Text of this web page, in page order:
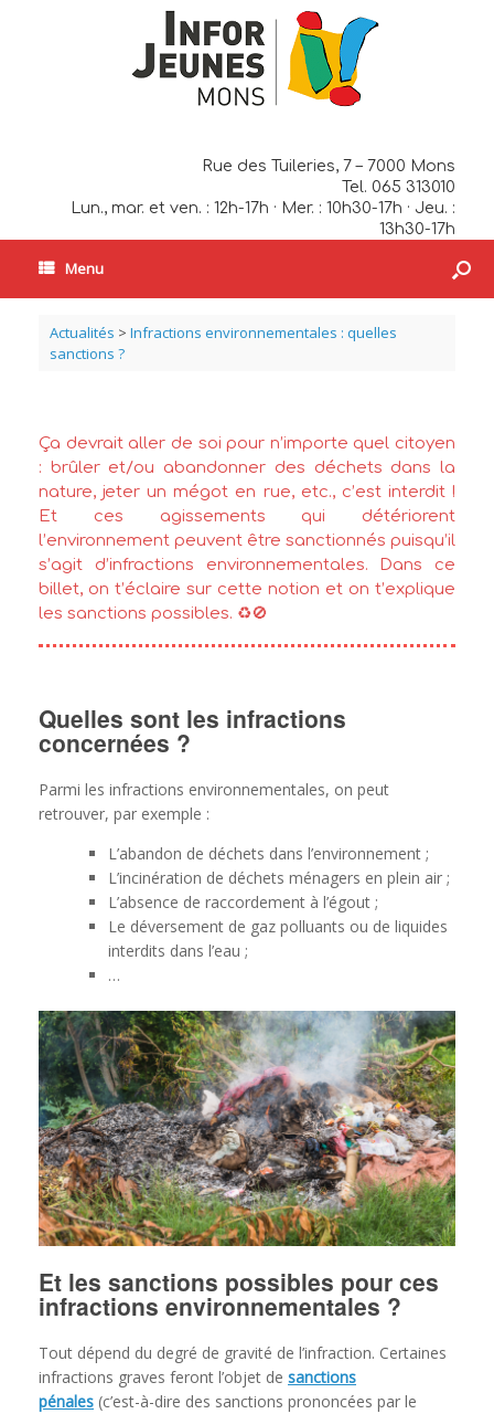
Rue des Tuileries, 7 – 7000 Mons
Tel. 065 313010
Lun., mar. et ven. : 12h-17h · Mer. : 10h30-17h · Jeu. :
13h30-17h
Menu
Actualités > Infractions environnementales : quelles
sanctions ?
Ça devrait aller de soi pour n’importe quel citoyen
: brûler et/ou abandonner des déchets dans la
nature, jeter un mégot en rue, etc., c’est interdit !
Et ces agissements qui détériorent
l’environnement peuvent être sanctionnés puisqu’il
s’agit d’infractions environnementales. Dans ce
billet, on t’éclaire sur cette notion et on t’explique
les sanctions possibles. ♻️🚫
Quelles sont les infractions
concernées ?
Parmi les infractions environnementales, on peut
retrouver, par exemple :
L’abandon de déchets dans l’environnement ;
L’incinération de déchets ménagers en plein air ;
L’absence de raccordement à l’égout ;
Le déversement de gaz polluants ou de liquides
interdits dans l’eau ;
…
Et les sanctions possibles pour ces
infractions environnementales ?
Tout dépend du degré de gravité de l’infraction. Certaines
infractions graves feront l’objet de sanctions
pénales (c’est-à-dire des sanctions prononcées par le